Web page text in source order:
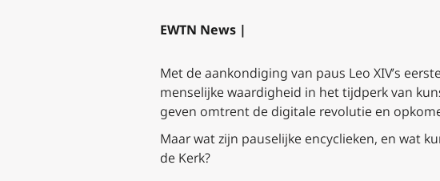
EWTN News |
Met de aankondiging van paus Leo XIVʼs
menselijke waardigheid in het tijdperk van
geven omtrent de digitale revolutie en
Maar wat zijn pauselijke encyclieken, en wat
de Kerk?